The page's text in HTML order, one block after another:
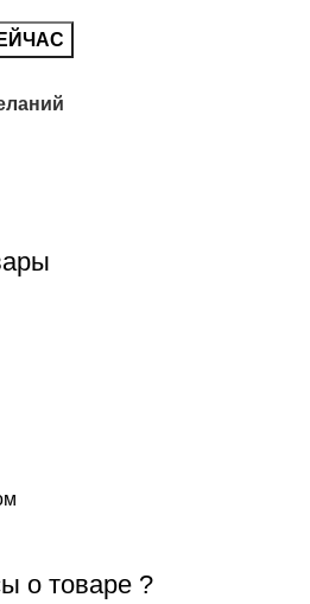
о товаре ?